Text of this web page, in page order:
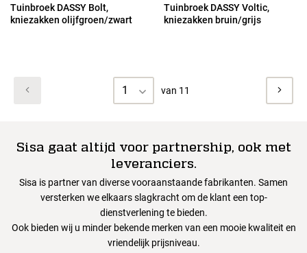
Tuinbroek DASSY Bolt,
kniezakken olijfgroen/zwart
Tuinbroek DASSY Voltic,
kniezakken bruin/grijs
1 van 11
Sisa gaat altijd voor partnership, ook met
leveranciers.
Sisa is partner van diverse vooraanstaande fabrikanten. Samen
versterken we elkaars slagkracht om de klant een top-
dienstverlening te bieden.
Ook bieden wij u minder bekende merken van een mooie kwaliteit en
vriendelijk prijsniveau.